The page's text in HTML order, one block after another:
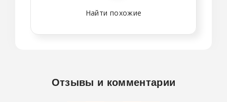
Найти похожие
Отзывы и комментарии